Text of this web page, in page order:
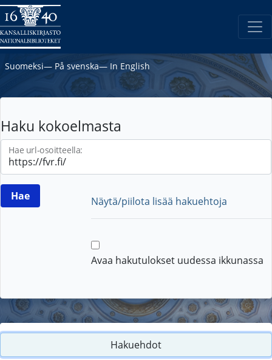
Suomeksi― På svenska― In English
Haku kokoelmasta
Hae url-osoitteella:
Näytä/piilota lisää hakuehtoja
Avaa hakutulokset uudessa ikkunassa
Hakuehdot